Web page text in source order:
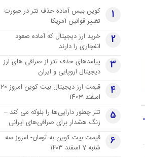
1
کوین بیس آماده حذف تتر در صورت
تغییر قوانین آمریکا
2
خرید ارز دیجیتال که آماده صعود
انفجاری را دارند
3
پیامدهای حذف تتر از صرافی های ارز
دیجیتال اروپایی و ایران
4
قیمت ارز دیجیتال بیت کوین امروز 20
اسفند 1403
5
تتر چطور دارایی‌ها را بلوکه می کند –
زنگ هشدار برای صرافی‌های ایرانی
6
قیمت بیت کوین به تومان- امروز سه
شنبه 7 اسفند ۱۴۰۳